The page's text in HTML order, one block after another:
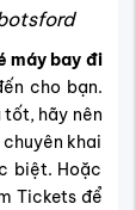
máy bay đi
cho bạn.
tốt, hãy nên
khai
biệt. Hoặc
Tickets để